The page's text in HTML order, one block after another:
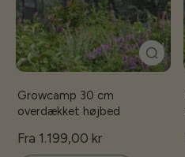
Growcamp 30 cm
overdækket højbed
Fra 1.199,00 kr